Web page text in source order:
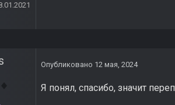
Опубликовано 12 мая, 2024
Я понял, спасибо, значит